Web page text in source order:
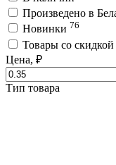
Произведено в
Новинки 76
Товары со скидкой
Цена, ₽
Тип товара